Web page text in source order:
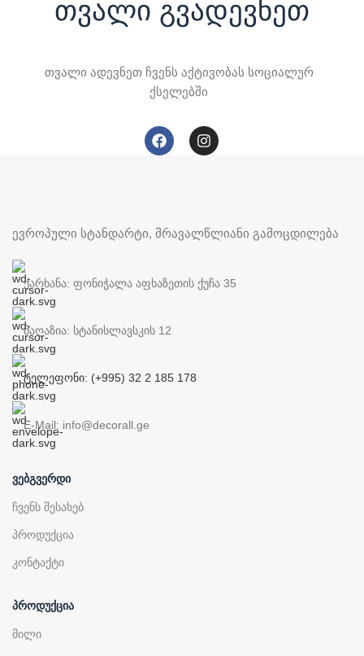
თვალი გვადევნეთ
თვალი ადევნეთ ჩვენს აქტივობას სოციალურ
ქსელებში
ევროპული სტანდარტი, მრავალწლიანი გამოცდილება
ქარხანა: ფონიჭალა აფხაზეთის ქუჩა 35
მაღაზია: სტანისლავსკის 12
ტელეფონი: (+995) 32 2 185 178
E-Mail: info@decorall.ge
ᲕᲔᲑᲒᲕᲔᲠᲓᲘ
ჩვენს შესახებ
პროდუქცია
კონტაქტი
ᲞᲠᲝᲓᲣᲥᲪᲘᲐ
მილი